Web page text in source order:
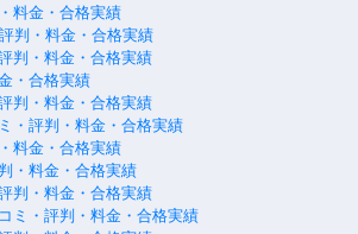
料金・合格実績
判・料金・合格実績
判・料金・合格実績
・合格実績
判・料金・合格実績
・評判・料金・合格実績
料金・合格実績
・料金・合格実績
判・料金・合格実績
ミ・評判・料金・合格実績